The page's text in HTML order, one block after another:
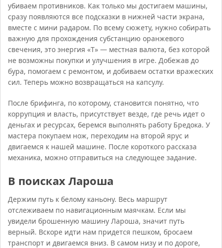
убиваем противников. Как только мы достигаем машины,
сразу появляются все подсказки в нижней части экрана,
вместе с мини радаром. По всему сюжету, нужно собирать
важную для прохождения субстанцию оранжевого
свечения, это энергия «T» — местная валюта, без которой
не возможны покупки и улучшения в игре. Добежав до
бура, помогаем с ремонтом, и добиваем остатки вражеских
сил. Теперь можно возвращаться на капсулу.
После брифинга, по которому, становится понятно, что
коррупция и власть, присутствует везде, где речь идет о
деньгах и ресурсах, беремся выполнять работу Бредока. У
мастера покупаем нож, переходим на второй ярус и
двигаемся к нашей машине. После короткого рассказа
механика, можно отправиться на следующее задание.
В поисках Лароша
Держим путь к белому каньону. Весь маршрут
отслеживаем по навигационным маячкам. Если мы
увидели брошенную машину Лароша, значит путь
верный. Вскоре идти нам придется пешком, бросаем
транспорт и двигаемся вниз. В самом низу и по дороге,